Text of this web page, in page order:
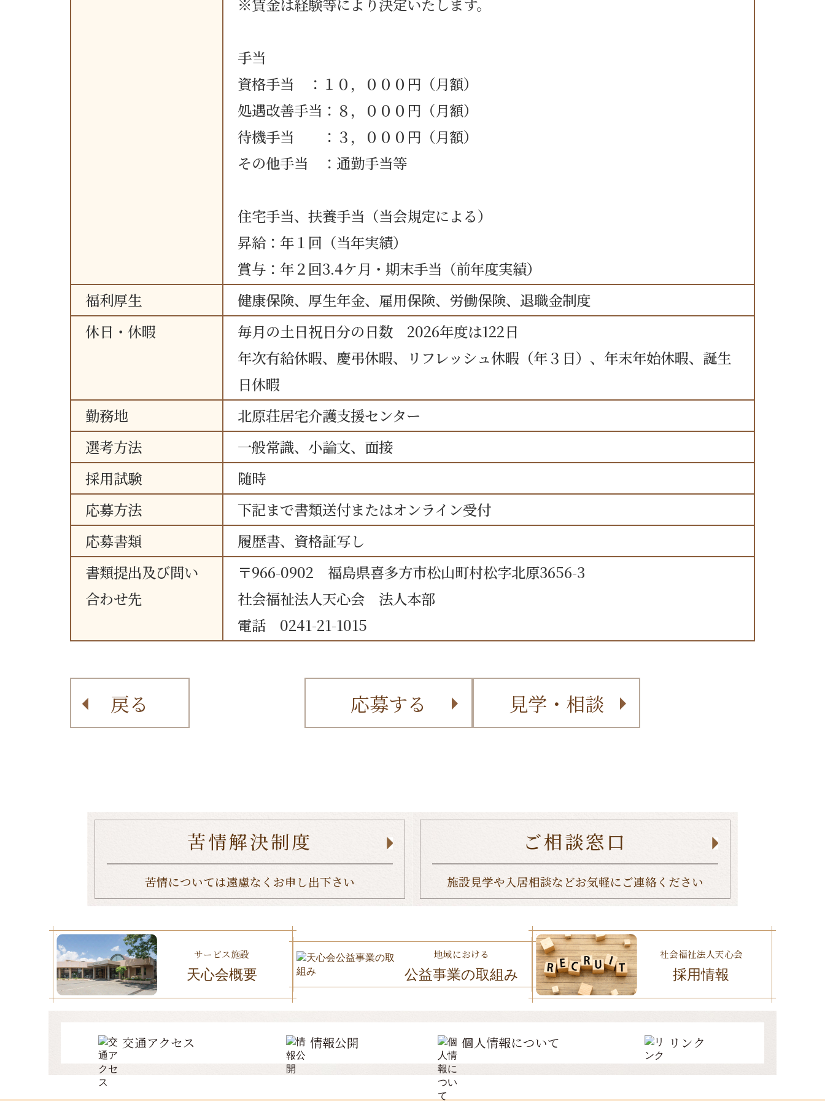
※賃金は経験等により決定いたします。
手当
資格手当 ：１０，０００円（月額）
処遇改善手当：８，０００円（月額）
待機手当 ：３，０００円（月額）
その他手当 ：通勤手当等
住宅手当、扶養手当（当会規定による）
昇給：年１回（当年実績）
賞与：年２回3.4ケ月・期末手当（前年度実績）
福利厚生
健康保険、厚生年金、雇用保険、労働保険、退職金制度
休日・休暇
毎月の土日祝日分の日数 2026年度は122日
年次有給休暇、慶弔休暇、リフレッシュ休暇（年３日）、年末年始休暇、誕生
日休暇
勤務地
北原荘居宅介護支援センター
選考方法
一般常識、小論文、面接
採用試験
随時
応募方法
下記まで書類送付またはオンライン受付
応募書類
履歴書、資格証写し
書類提出及び問い
合わせ先
〒966-0902 福島県喜多方市松山町村松字北原3656-3
社会福祉法人天心会 法人本部
電話 0241-21-1015
応募する 見学・相談
戻る
苦情解決制度
苦情については遠慮なくお申し出下さい
ご相談窓口
施設見学や入居相談などお気軽にご連絡ください
サービス施設
天心会概要
地域における
公益事業の取組み
社会福祉法人天心会
採用情報
交通アクセス 情報公開 個人情報について リンク